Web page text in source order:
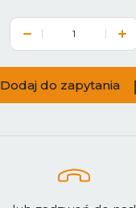
Dodaj do zapytania